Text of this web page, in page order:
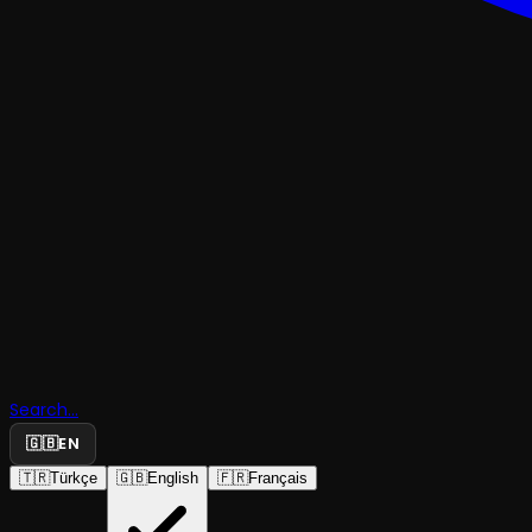
Search...
🇬🇧EN
🇹🇷Türkçe 🇬🇧English 🇫🇷Français
Ada